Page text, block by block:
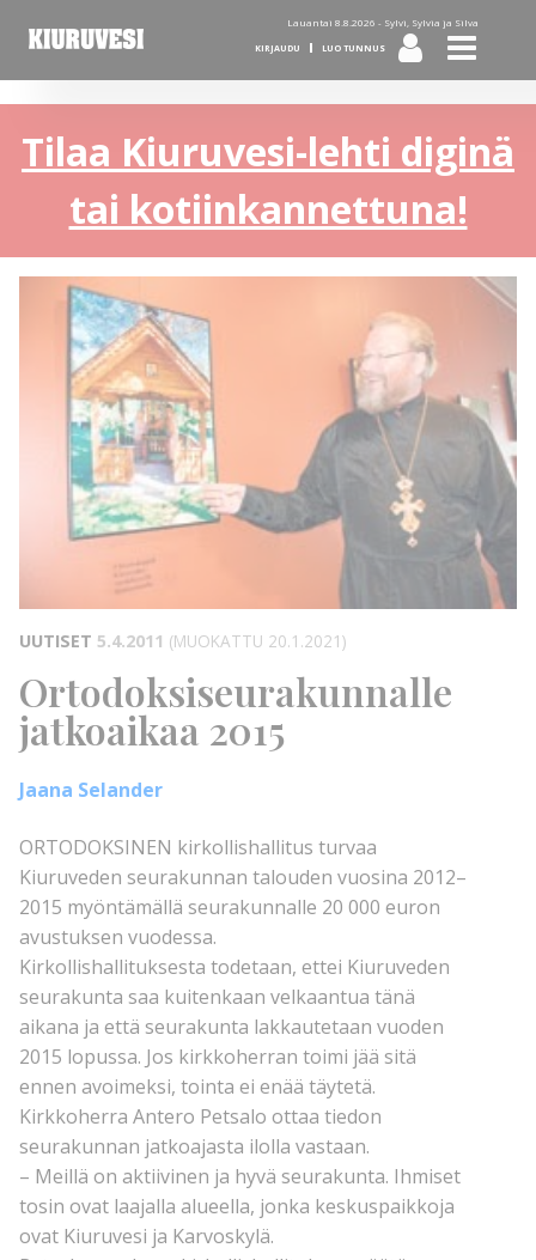
Lauantai 8.8.2026 - Sylvi, Sylvia ja Silva
KIRJAUDU LUO TUNNUS
Tilaa Kiuruvesi-lehti diginä
tai kotiinkannettuna!
UUTISET 5.4.2011 (MUOKATTU 20.1.2021)
Ortodoksiseurakunnalle
jatkoaikaa 2015
Jaana Selander
ORTODOKSINEN kirkollishallitus turvaa
Kiuruveden seurakunnan talouden vuosina 2012–
2015 myöntämällä seurakunnalle 20 000 euron
avustuksen vuodessa.
Kirkollishallituksesta todetaan, ettei Kiuruveden
seurakunta saa kuitenkaan velkaantua tänä
aikana ja että seurakunta lakkautetaan vuoden
2015 lopussa. Jos kirkkoherran toimi jää sitä
ennen avoimeksi, tointa ei enää täytetä.
Kirkkoherra Antero Petsalo ottaa tiedon
seurakunnan jatkoajasta ilolla vastaan.
– Meillä on aktiivinen ja hyvä seurakunta. Ihmiset
tosin ovat laajalla alueella, jonka keskuspaikkoja
ovat Kiuruvesi ja Karvoskylä.